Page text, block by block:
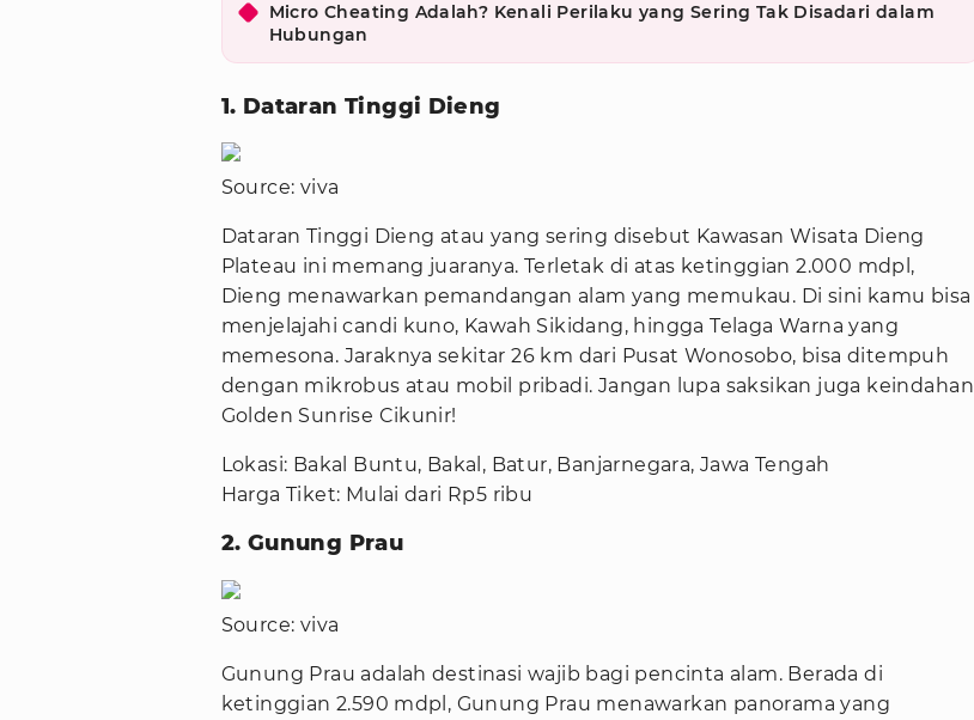
Micro Cheating Adalah? Kenali Perilaku yang Sering Tak Disadari dalam
Hubungan
1. Dataran Tinggi Dieng
Source: viva
Dataran Tinggi Dieng atau yang sering disebut Kawasan Wisata Dieng
Plateau ini memang juaranya. Terletak di atas ketinggian 2.000 mdpl,
Dieng menawarkan pemandangan alam yang memukau. Di sini kamu bisa
menjelajahi candi kuno, Kawah Sikidang, hingga Telaga Warna yang
memesona. Jaraknya sekitar 26 km dari Pusat Wonosobo, bisa ditempuh
dengan mikrobus atau mobil pribadi. Jangan lupa saksikan juga keindahan
Golden Sunrise Cikunir!
Lokasi: Bakal Buntu, Bakal, Batur, Banjarnegara, Jawa Tengah
Harga Tiket: Mulai dari Rp5 ribu
2. Gunung Prau
Source: viva
Gunung Prau adalah destinasi wajib bagi pencinta alam. Berada di
ketinggian 2.590 mdpl, Gunung Prau menawarkan panorama yang